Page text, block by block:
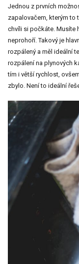
Jednou z prvních
zapalovačem, kterým to
chvíli si počkáte. Musíte
neprohoří. Takový je
rozpálený a měl ideální
rozpálení na plynových
tím i větší rychlost,
zbylo. Není to ideální